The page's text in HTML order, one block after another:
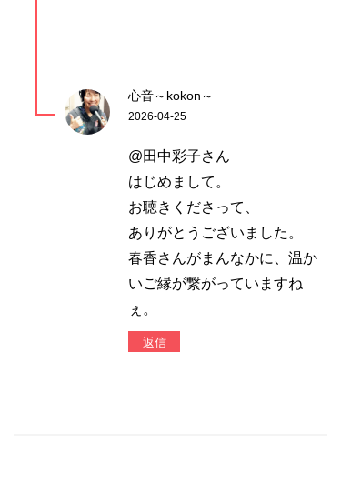
心音～kokon～
2026-04-25
@田中彩子さん
はじめまして。
お聴きくださって、
ありがとうございました。
春香さんがまんなかに、温か
いご縁が繋がっていますね
ぇ。
返信